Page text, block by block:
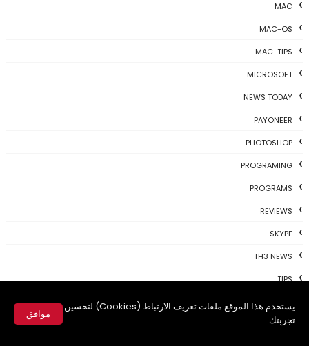
يستخدم هذا الموقع ملفات تعريف الارتباط (Cookies) لتحسين
تجربتك.
موافق
MAC
MAC-OS
MAC-TIPS
MICROSOFT
NEWS TODAY
PAYONEER
PHOTOSHOP
PROGRAMING
PROGRAMS
REVIEWS
SKYPE
TH3 NEWS
TIPS
TWITTER